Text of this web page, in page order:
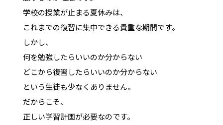
学校の授業が止まる夏休みは、
これまでの復習に集中できる貴重な期間です。
しかし、
何を勉強したらいいのか分からない
どこから復習したらいいのか分からない
という生徒も少なくありません。
だからこそ、
正しい学習計画が必要なのです。